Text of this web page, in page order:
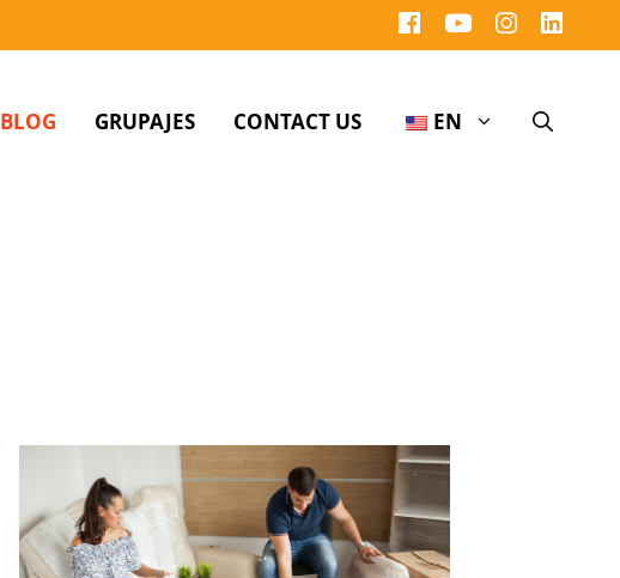
BLOG GRUPAJES CONTACT US EN